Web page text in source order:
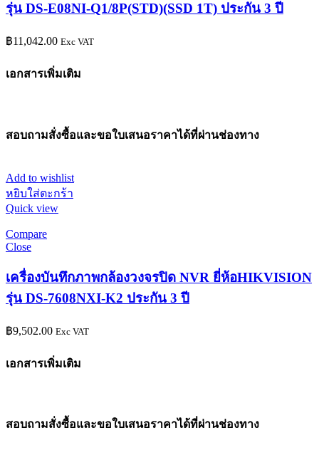
รุ่น DS-E08NI-Q1/8P(STD)(SSD 1T) ประกัน 3 ปี
฿11,042.00 Exc VAT
เอกสารเพิ่มเติม
สอบถามสั่งซื้อและขอใบเสนอราคาได้ที่ผ่านช่องทาง
Add to wishlist
หยิบใส่ตะกร้า
Quick view
Compare
Close
เครื่องบันทึกภาพกล้องวงจรปิด NVR ยี่ห้อHIKVISION
รุ่น DS-7608NXI-K2 ประกัน 3 ปี
฿9,502.00 Exc VAT
เอกสารเพิ่มเติม
สอบถามสั่งซื้อและขอใบเสนอราคาได้ที่ผ่านช่องทาง